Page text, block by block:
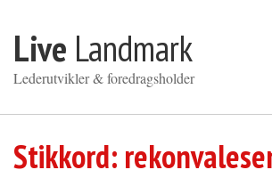
Live Landmark
Lederutvikler & foredragsholder
Stikkord: